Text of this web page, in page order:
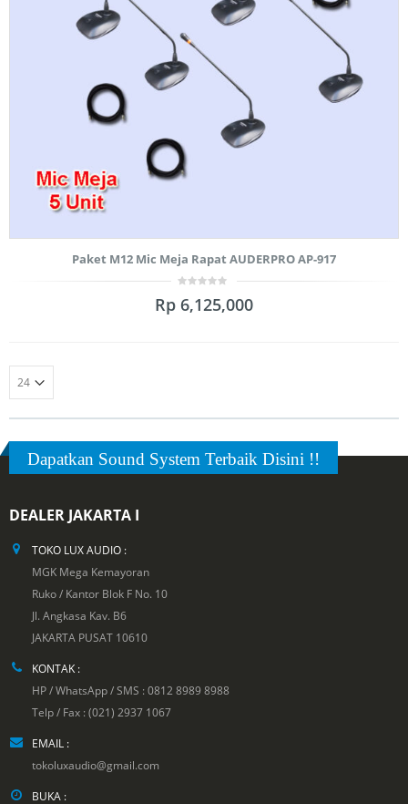
Paket M12 Mic Meja Rapat AUDERPRO AP-917
out
Rp 6,125,000
Dapatkan Sound System Terbaik Disini !!
DEALER JAKARTA I
TOKO LUX AUDIO :
MGK Mega Kemayoran
Ruko / Kantor Blok F No. 10
Jl. Angkasa Kav. B6
JAKARTA PUSAT 10610
KONTAK :
HP / WhatsApp / SMS : 0812 8989 8988
Telp / Fax : (021) 2937 1067
EMAIL :
tokoluxaudio@gmail.com
BUKA :